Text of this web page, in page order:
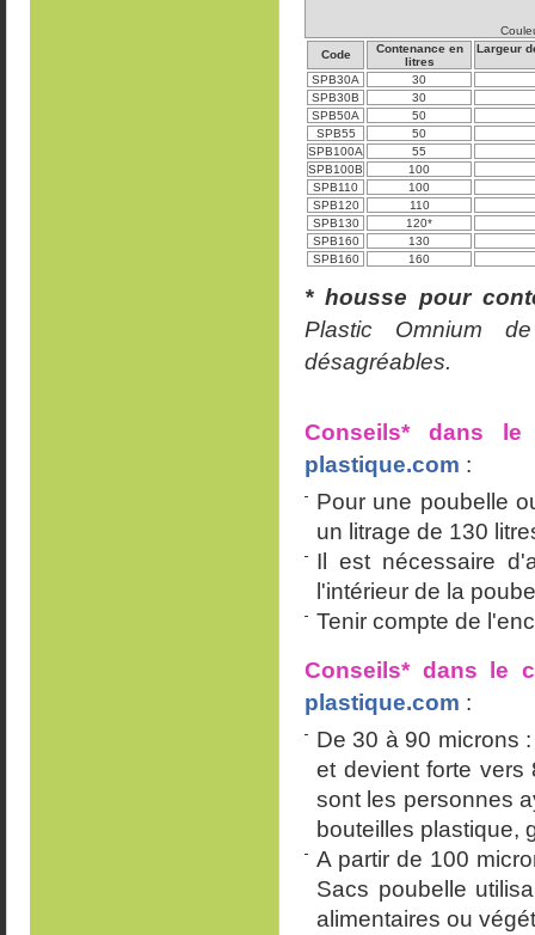
Code
Contenance en
litres
Largeur
SPB30A
30
SPB30B
30
SPB50A
50
SPB55
50
SPB100A
55
SPB100B
100
SPB110
100
SPB120
110
SPB130
120*
SPB160
130
SPB160
160
* housse pour
Plastic Omnium
désagréables.
Conseils* dans
plastique.com :
Pour une poubelle
un litrage de 130
Il est nécessaire
l'intérieur de la
Tenir compte de
Conseils* dans le
plastique.com :
De 30 à 90 microns
et devient forte vers
sont les personnes
bouteilles plastique,
A partir de 100
Sacs poubelle
alimentaires ou